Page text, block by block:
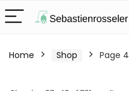
Home Shop Page 4